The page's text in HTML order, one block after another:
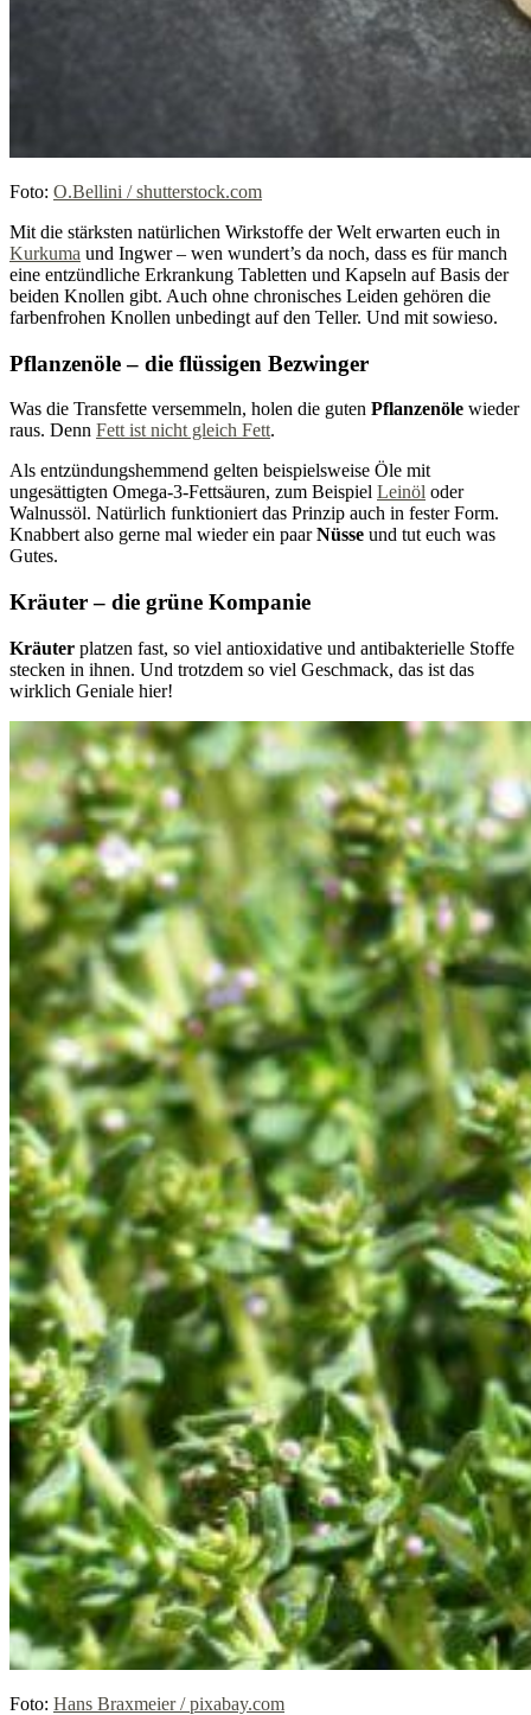
Foto: O.Bellini / shutterstock.com
Mit die stärksten natürlichen Wirkstoffe der Welt erwarten euch in
Kurkuma und Ingwer – wen wundert’s da noch, dass es für manch
eine entzündliche Erkrankung Tabletten und Kapseln auf Basis der
beiden Knollen gibt. Auch ohne chronisches Leiden gehören die
farbenfrohen Knollen unbedingt auf den Teller. Und mit sowieso.
Pflanzenöle – die flüssigen Bezwinger
Was die Transfette versemmeln, holen die guten Pflanzenöle wieder
raus. Denn Fett ist nicht gleich Fett.
Als entzündungshemmend gelten beispielsweise Öle mit
ungesättigten Omega-3-Fettsäuren, zum Beispiel Leinöl oder
Walnussöl. Natürlich funktioniert das Prinzip auch in fester Form.
Knabbert also gerne mal wieder ein paarNüsse und tut euch was
Gutes.
Kräuter – die grüne Kompanie
Kräuter platzen fast, so viel antioxidative und antibakterielle Stoffe
stecken in ihnen. Und trotzdem so viel Geschmack, das ist das
wirklich Geniale hier!
Foto: Hans Braxmeier / pixabay.com